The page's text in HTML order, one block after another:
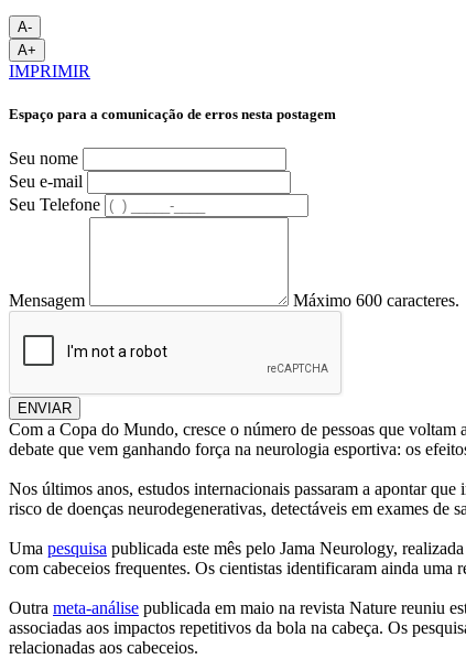
A-
A+
IMPRIMIR
Espaço para a comunicação de erros nesta postagem
Seu nome
Seu e-mail
Seu Telefone
Mensagem Máximo 600 caracteres.
ENVIAR
Com a Copa do Mundo, cresce o número de pessoas que voltam
debate que vem ganhando força na neurologia esportiva: os
Nos últimos anos, estudos internacionais passaram a apontar
risco de doenças neurodegenerativas, detectáveis em exames de
Uma pesquisa publicada este mês pelo Jama Neurology,
com cabeceios frequentes. Os cientistas identificaram ainda uma
Outra meta-análise publicada em maio na revista Nature reuniu
associadas aos impactos repetitivos da bola na cabeça. Os
relacionadas aos cabeceios.